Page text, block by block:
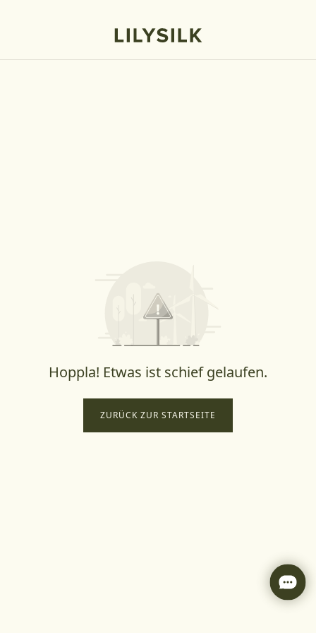
Hoppla! Etwas ist schief gelaufen.
ZURÜCK ZUR STARTSEITE